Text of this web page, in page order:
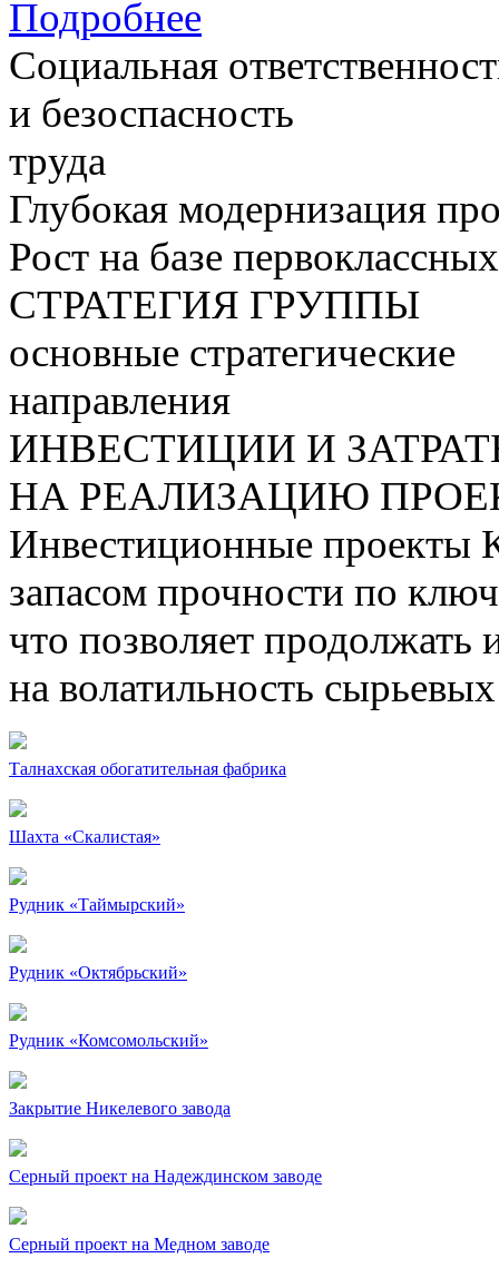
Подробнее
Социальная
и безоспасность
труда
Глубокая модернизация
Рост на базе
СТРАТЕГИЯ ГРУППЫ
основные стратегические
направления
ИНВЕСТИЦИИ И
НА РЕАЛИЗАЦИЮ
Инвестиционные проекты
запасом прочности по
что позволяет продолжать
на волатильность
Талнахская обогатительная фабрика
Шахта «Скалистая»
Рудник «Таймырский»
Рудник «Октябрьский»
Рудник «Комсомольский»
Закрытие Никелевого завода
Серный проект на Надеждинском заводе
Серный проект на Медном заводе